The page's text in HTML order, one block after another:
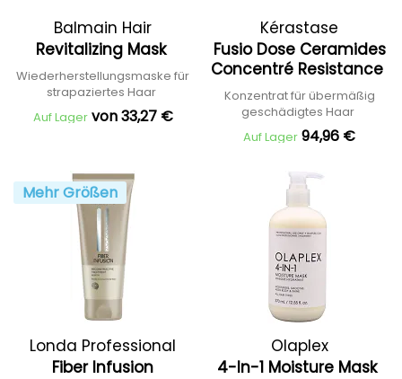
Balmain Hair
Revitalizing Mask
Wiederherstellungsmaske für
strapaziertes Haar
Auf Lager von 33,27 €
Kérastase
Fusio Dose Ceramides
Concentré Resistance
Konzentrat für übermäßig
geschädigtes Haar
Auf Lager 94,96 €
Mehr Größen
Londa Professional
Fiber Infusion
Olaplex
4-In-1 Moisture Mask